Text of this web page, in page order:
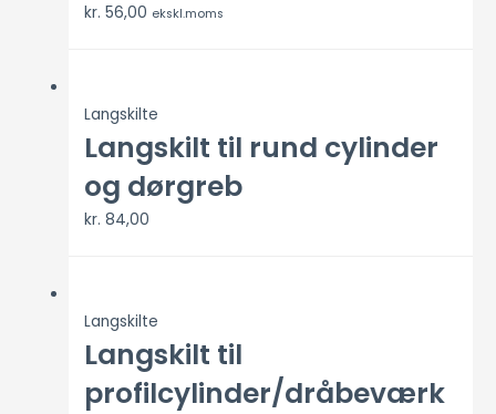
kr. 56,00 ekskl.moms
Langskilte
Langskilt til rund cylinder
og dørgreb
kr. 84,00
Langskilte
Langskilt til
profilcylinder/dråbeværk